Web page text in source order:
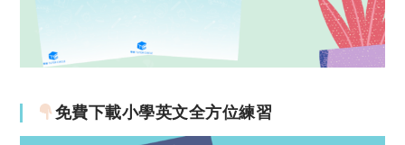
免費下載小學英文全方位練習